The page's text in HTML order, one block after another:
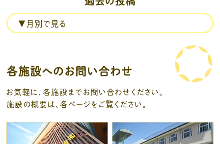
各施設へのお問い合わせ
お気軽に、各施設までお問い合わせください。
施設の概要は、各ページをご覧ください。